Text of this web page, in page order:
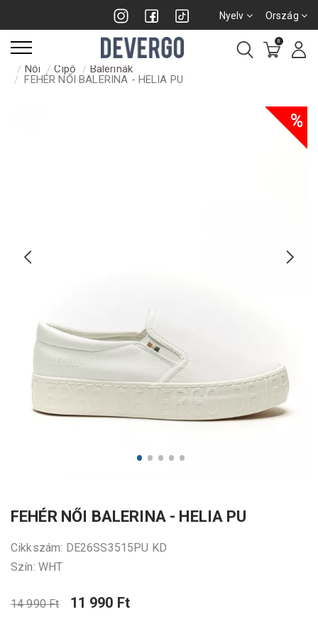
Nyelv Ország
0
Női Cipő
Balerinák
FEHÉR NŐI BALERINA - HELIA PU
%
FEHÉR NŐI BALERINA - HELIA PU
Cikkszám: DE26SS3515PU KD
Szín: WHT
14 990 Ft 11 990 Ft